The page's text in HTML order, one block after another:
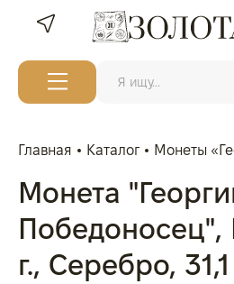
Главная Каталог Монеты
Монета
г., Серебро,